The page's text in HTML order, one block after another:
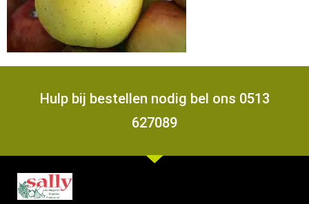
Hulp bij bestellen nodig bel ons 0513
627089